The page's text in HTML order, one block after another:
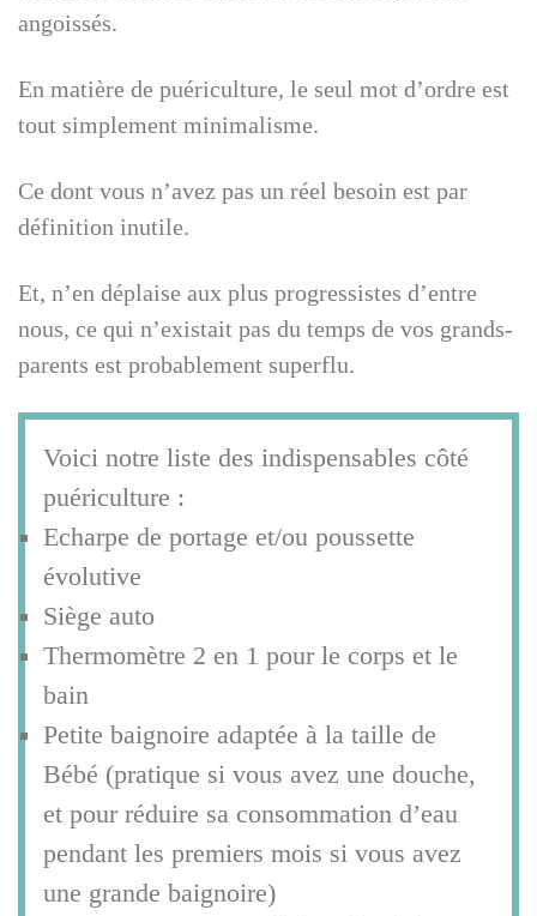
angoissés.
En matière de puériculture, le seul mot d’ordre est
tout simplement minimalisme.
Ce dont vous n’avez pas un réel besoin est par
définition inutile.
Et, n’en déplaise aux plus progressistes d’entre
nous, ce qui n’existait pas du temps de vos grands-
parents est probablement superflu.
Voici notre liste des indispensables côté
puériculture :
Echarpe de portage et/ou poussette
évolutive
Siège auto
Thermomètre 2 en 1 pour le corps et le
bain
Petite baignoire adaptée à la taille de
Bébé (pratique si vous avez une douche,
et pour réduire sa consommation d’eau
pendant les premiers mois si vous avez
une grande baignoire)